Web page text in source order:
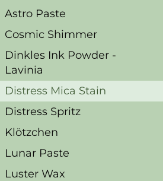
Astro Paste
Cosmic Shimmer
Dinkles Ink Powder -
Lavinia
Distress Mica Stain
Distress Spritz
Klötzchen
Lunar Paste
Luster Wax